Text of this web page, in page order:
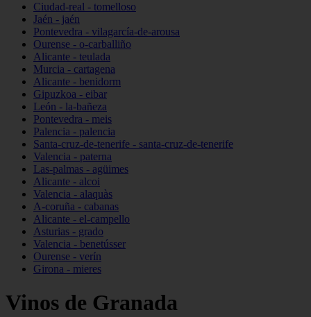
Ciudad-real - tomelloso
Jaén - jaén
Pontevedra - vilagarcía-de-arousa
Ourense - o-carballiño
Alicante - teulada
Murcia - cartagena
Alicante - benidorm
Gipuzkoa - eibar
León - la-bañeza
Pontevedra - meis
Palencia - palencia
Santa-cruz-de-tenerife - santa-cruz-de-tenerife
Valencia - paterna
Las-palmas - agüimes
Alicante - alcoi
Valencia - alaquàs
A-coruña - cabanas
Alicante - el-campello
Asturias - grado
Valencia - benetússer
Ourense - verín
Girona - mieres
Vinos de Granada